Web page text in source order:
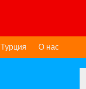
Турция О нас